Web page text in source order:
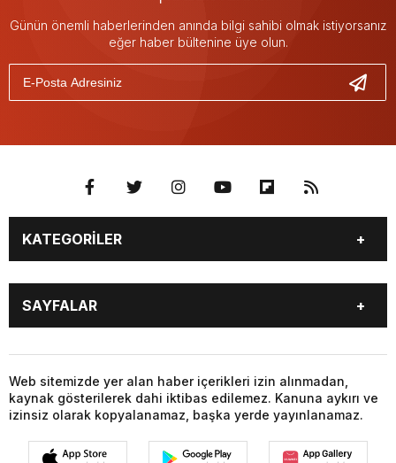
Günün önemli haberlerinden anında bilgi sahibi olmak istiyorsanız
eğer haber bültenine üye olun.
KATEGORİLER
BURÇLAR
CANLI BORSA
CANLI SONUÇLAR
COVID-19
FİKSTÜR
FİRMA EKLE
FİRMA REHBERİ
GAZETE OKU
GAZETELER
HABER GÖNDER
HAVA DURUMU
NÖBETÇİ ECZANELER
PARİTELER
SAYFALAR
CANLI SONUÇLAR
CANLI TV
COVID-19
FİKSTÜR
FİRMA EKLE
FİRMA REHBERİ
GAZETE OKU
GAZETELER
Web sitemizde yer alan haber içerikleri izin alınmadan,
kaynak gösterilerek dahi iktibas edilemez. Kanuna aykırı ve
izinsiz olarak kopyalanamaz, başka yerde yayınlanamaz.